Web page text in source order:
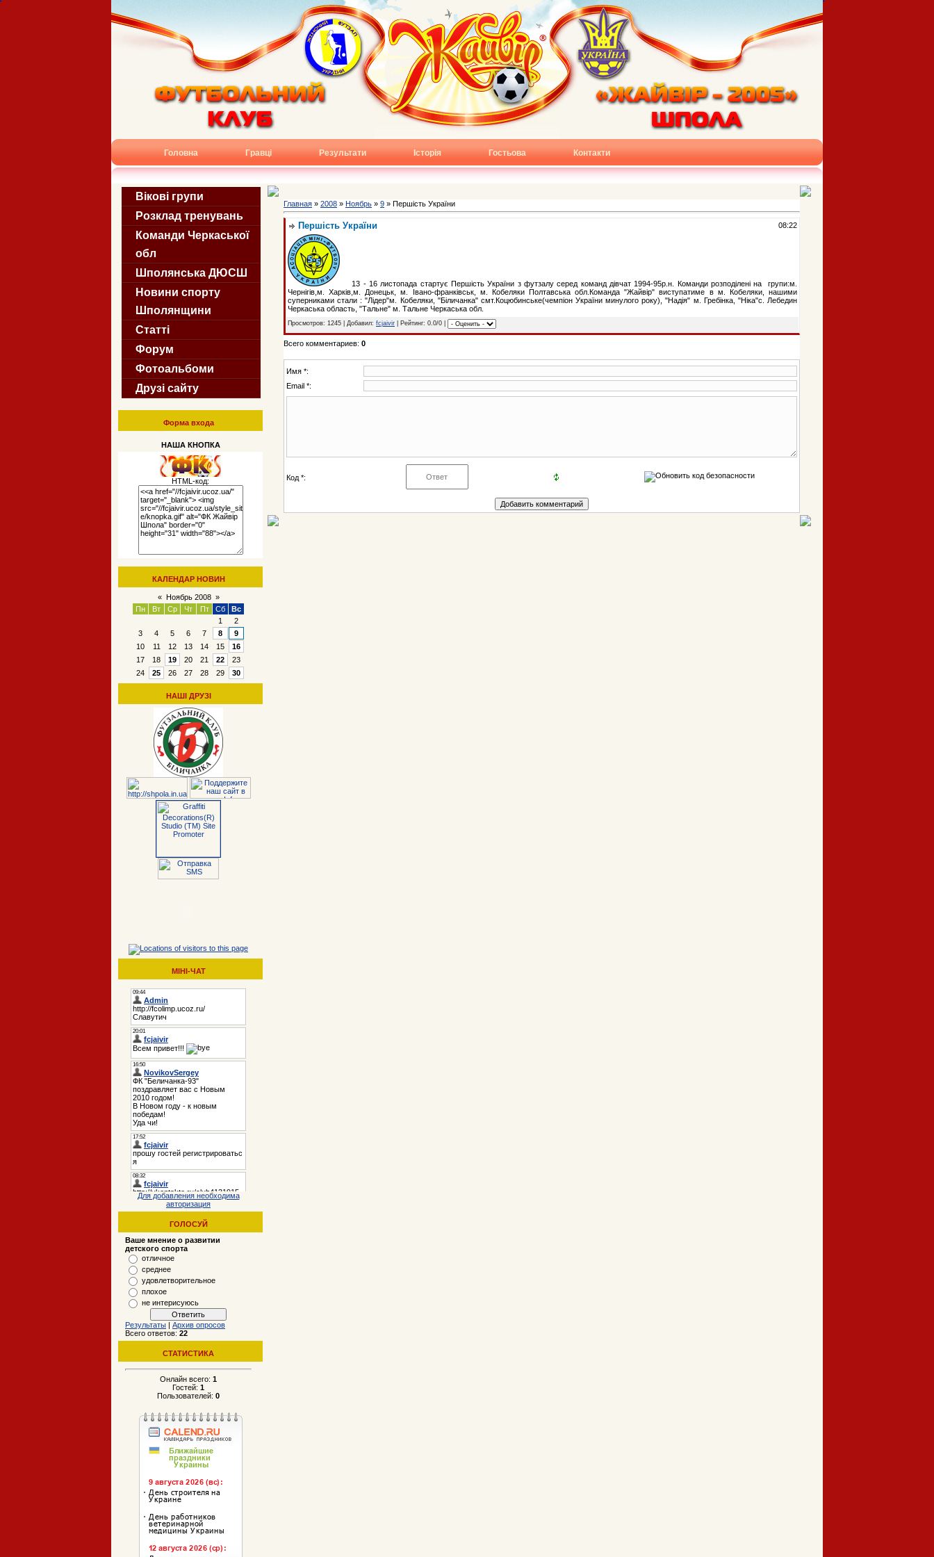
Головна Гравці Результати Історія Гостьова Контакти
Вікові групи
Розклад тренувань
Команди Черкаської
обл
Шполянська ДЮСШ
Новини спорту
Шполянщини
Статті
Форум
Фотоальбоми
Друзі сайту
Форма входа
НАША КНОПКА
HTML-код:
КАЛЕНДАР НОВИН
« Ноябрь 2008 »
Пн
Вт Ср Чт Пт Сб
Вс
1
2
3
4 5 6 7 8
9
10
11 12 13 14 15
16
17
18 19 20 21 22
23
24
25 26 27 28 29 30
НАШІ ДРУЗІ
МІНІ-ЧАТ
Для добавления необходима
авторизация
ГОЛОСУЙ
Ваше мнение о развитии
детского спорта
отличное
среднее
удовлетворительное
плохое
не интерисуюсь
Результаты | Архив опросов
Всего ответов: 22
СТАТИСТИКА
Онлайн всего: 1
Гостей: 1
Пользователей: 0
Главная » 2008 » Ноябрь » 9 » Першість України
Першість України 08:22
13 - 16 листопада стартує Першість України з футзалу серед команд дівчат 1994-95р.н. Команди розподілені на групи:м.
Чернігів,м. Харків,м. Донецьк, м. Івано-франківськ, м. Кобеляки Полтавська обл.Команда "Жайвір" виступатиме в м. Кобеляки, нашими
суперниками стали : "Лідер"м. Кобеляки, "Біличанка" смт.Коцюбинське(чемпіон України минулого року), "Надія" м. Гребінка, "Ніка"с. Лебедин
Черкаська область, "Тальне" м. Тальне Черкаська обл.
Просмотров: 1245 | Добавил: fcjaivir | Рейтинг: 0.0/0 |
Всего комментариев: 0
Имя *:
Email *:
Код *: